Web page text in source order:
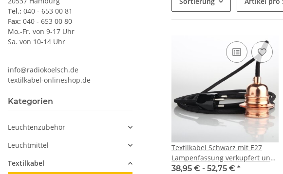
Textilkabel Schwarz mit E27
Lampenfassung verkupfert und
Schweizer Stecker
38,95 € - 52,75 € *
Tel.: 040 - 653 00 81
Fax: 040 - 653 00 80
Mo.-Fr. von 9-17 Uhr
Sa. von 10-14 Uhr
info@radiokoelsch.de
textilkabel-onlineshop.de
Kategorien
Leuchtenzubehör
Leuchtmittel
Textilkabel